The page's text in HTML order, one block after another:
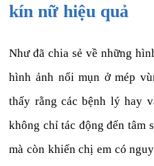
kín nữ hiệu quả
Như đã chia sẻ về những
hình ảnh nổi mụn ở mép
thấy rằng các bệnh lý hay
không chỉ tác động đến tâm
mà còn khiến chị em có